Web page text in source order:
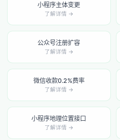
小程序主体变更
了解详情 →
公众号注册扩容
了解详情 →
微信收款0.2%费率
了解详情 →
小程序地理位置接口
了解详情 →